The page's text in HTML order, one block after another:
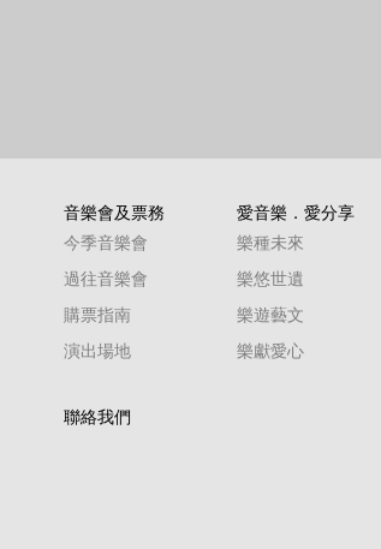
音樂會及票務
今季音樂會
過往音樂會
購票指南
演出場地
愛音樂．愛分享
樂種未來
樂悠世遺
樂遊藝文
樂獻愛心
聯絡我們